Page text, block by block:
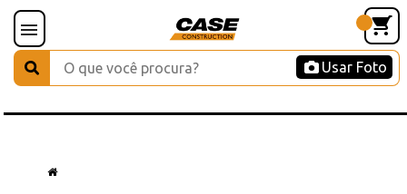
Usar Foto